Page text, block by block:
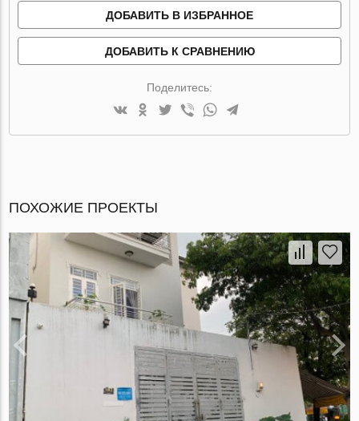
ДОБАВИТЬ В ИЗБРАННОЕ
ДОБАВИТЬ К СРАВНЕНИЮ
Поделитесь:
ПОХОЖИЕ ПРОЕКТЫ